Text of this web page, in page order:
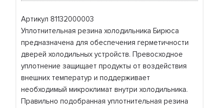
Артикул 81132000003
Уплотнительная резина холодильника Бирюса
предназначена для обеспечения герметичности
дверей холодильных устройств. Превосходное
уплотнение защищает продукты от воздействия
внешних температур и поддерживает
необходимый микроклимат внутри холодильника.
Правильно подобранная уплотнительная резина